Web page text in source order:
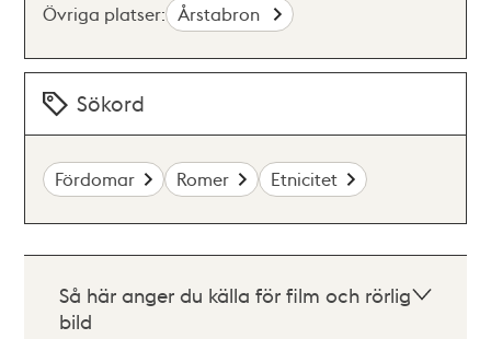
Övriga platser: Årstabron
Sökord
Fördomar Romer Etnicitet
Så här anger du källa för film och rörlig
bild